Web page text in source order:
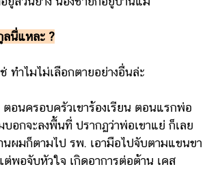
นี่แหละ ?
ทำไมไม่เลือกตายอย่างอื่นล่ะ
ตอนครอบครัวเขาร้องเรียน ตอนแรกพ่อ
อกจะลงพื้นที่ ปรากฏว่าพ่อเขาแย่ ก็เลย
นผมก็ตามไป รพ. เอามือไปจับตามแขนขา
ต่พอจับหัวใจ เกิดอาการต่อต้าน เคส